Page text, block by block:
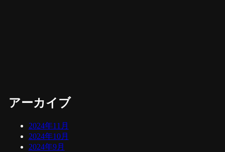
アーカイブ
2024年11月
2024年10月
2024年9月